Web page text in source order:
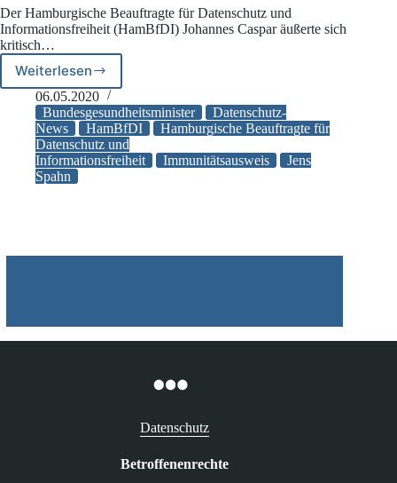
Der Hamburgische Beauftragte für Datenschutz und
Informationsfreiheit (HamBfDI) Johannes Caspar äußerte sich
kritisch…
Weiterlesen
HamBfDI
warnt
vor
Einführung
eines
Immunitätsausweises
06.05.2020
Bundesgesundheitsminister
Datenschutz-
News
HamBfDI
Hamburgische Beauftragte für
Datenschutz und
Informationsfreiheit
Immunitätsausweis
Jens
Spahn
Datenschutz
Betroffenenrechte